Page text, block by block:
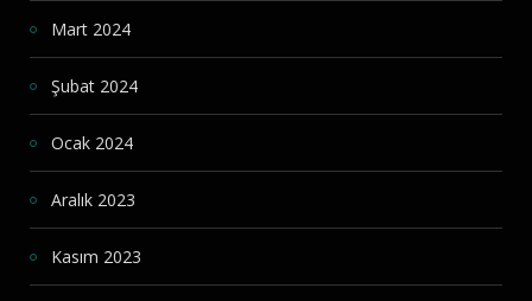
Mart 2024
Şubat 2024
Ocak 2024
Aralık 2023
Kasım 2023